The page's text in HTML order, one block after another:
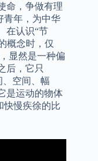
命，争做有理
青年，为中华
在认识“节
概念时，仅
显然是一种偏
后，它只
、空间、幅
是运动的物体
快慢疾徐的比